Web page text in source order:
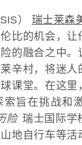
） 瑞士莱森
比的机会，让
的融合之中。
辛村，将迷
课堂。在这里
索旨在挑战和
险 瑞士国际学
地自行车等活